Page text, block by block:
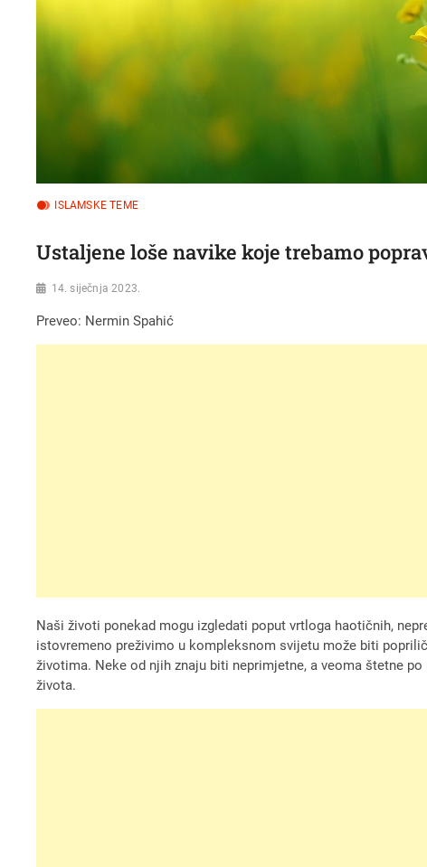
ISLAMSKE TEME
Ustaljene loše navike koje trebamo
14. siječnja 2023.
Preveo: Nermin Spahić
Naši životi ponekad mogu izgledati poput vrtloga haotičnih,
istovremeno preživimo u kompleksnom svijetu može biti
životima. Neke od njih znaju biti neprimjetne, a veoma štetne
života.